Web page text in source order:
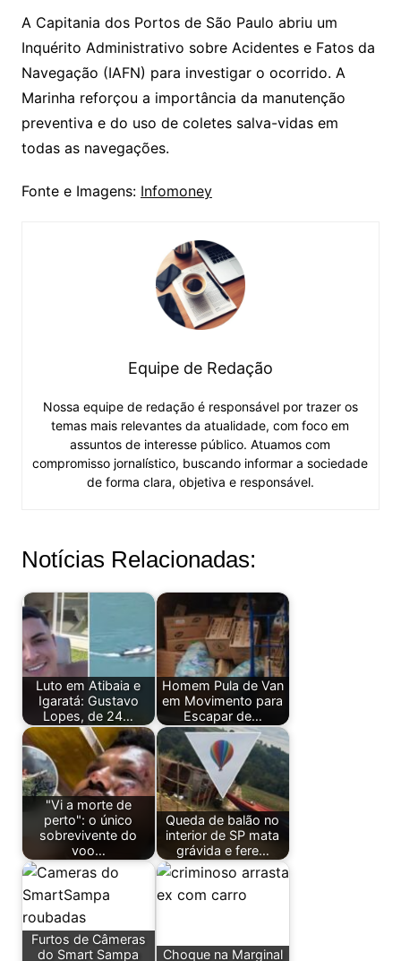
A Capitania dos Portos de São Paulo abriu um
Inquérito Administrativo sobre Acidentes e Fatos da
Navegação (IAFN) para investigar o ocorrido. A
Marinha reforçou a importância da manutenção
preventiva e do uso de coletes salva-vidas em
todas as navegações.
Fonte e Imagens: Infomoney
Equipe de Redação
Nossa equipe de redação é responsável por trazer os
temas mais relevantes da atualidade, com foco em
assuntos de interesse público. Atuamos com
compromisso jornalístico, buscando informar a sociedade
de forma clara, objetiva e responsável.
Notícias Relacionadas:
Luto em Atibaia e
Igaratá: Gustavo
Lopes, de 24…
Homem Pula de Van
em Movimento para
Escapar de…
"Vi a morte de
perto": o único
sobrevivente do
voo…
Queda de balão no
interior de SP mata
grávida e fere…
Furtos de Câmeras
do Smart Sampa
Choque na Marginal